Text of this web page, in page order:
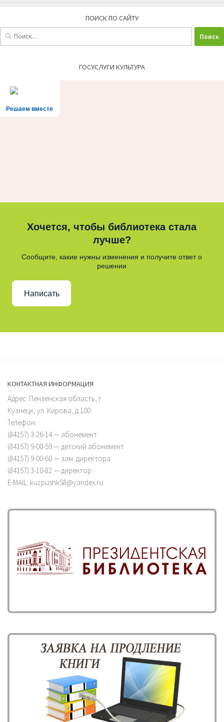
ПОИСК ПО САЙТУ
ГОСУСЛУГИ КУЛЬТУРА
Решаем вместе
Хочется, чтобы библиотека стала
лучше?
Сообщите, какие нужны изменения и получите ответ о
решении
Написать
КОНТАКТНАЯ ИНФОРМАЦИЯ
Адрес: Пензенская область, г.
Кузнецк, ул. Кирова, д.100
Телефон:
(84157) 3-26-14 — абонемент
(84157) 9-00-59 — детский абонемент
(84157) 9-00-60 — зам. директора
(84157) 3-10-82 — директор
E-MAIL: kuzpushk58@yandex.ru